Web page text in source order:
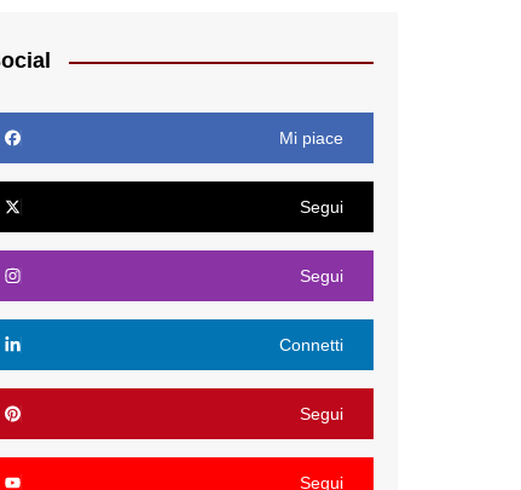
Mi piace
Segui
Segui
Connetti
Segui
Segui